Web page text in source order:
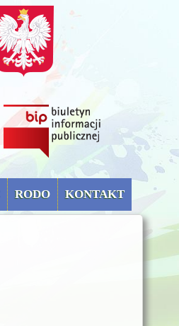
RODO KONTAKT